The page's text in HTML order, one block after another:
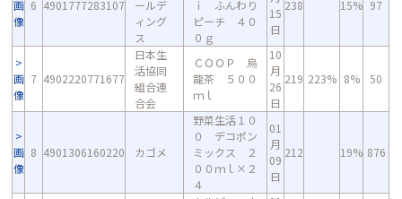
画
像
6 4901777283107
ールデ
ィング
ス
ｉ ふんわり
ピーチ ４０
０ｇ
15
日
238 15% 97
画
像
7 4902220771677
日本生
活協同
組合連
合会
ＣＯＯＰ 烏
龍茶 ５００
ｍｌ
10
月
26
日
219 223% 8% 50
画
像
8 4901306160220 カゴメ
野菜生活１０
０ デコポン
ミックス ２
００ｍｌ×２
４
01
月
09
日
212 19% 876